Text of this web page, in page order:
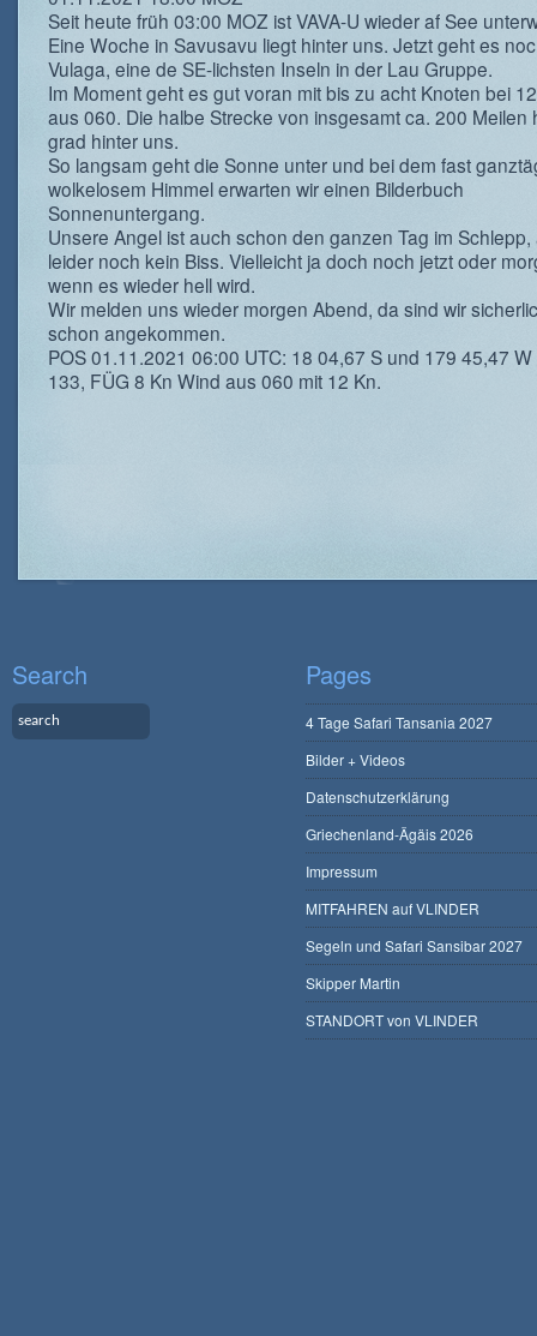
Seit heute früh 03:00 MOZ ist VAVA-U wieder af See
Eine Woche in Savusavu liegt hinter uns. Jetzt geht es
Vulaga, eine de SE-lichsten Inseln in der Lau Gruppe.
Im Moment geht es gut voran mit bis zu acht Knoten bei
aus 060. Die halbe Strecke von insgesamt ca. 200 Meilen
grad hinter uns.
So langsam geht die Sonne unter und bei dem fast
wolkelosem Himmel erwarten wir einen Bilderbuch
Sonnenuntergang.
Unsere Angel ist auch schon den ganzen Tag im Schlepp,
leider noch kein Biss. Vielleicht ja doch noch jetzt oder
wenn es wieder hell wird.
Wir melden uns wieder morgen Abend, da sind wir
schon angekommen.
POS 01.11.2021 06:00 UTC: 18 04,67 S und 179 45,47 W
133, FÜG 8 Kn Wind aus 060 mit 12 Kn.
Search Pages
4 Tage Safari Tansania 2027
Bilder + Videos
Datenschutzerklärung
Griechenland-Ägäis 2026
Impressum
MITFAHREN auf VLINDER
Segeln und Safari Sansibar 2027
Skipper Martin
STANDORT von VLINDER